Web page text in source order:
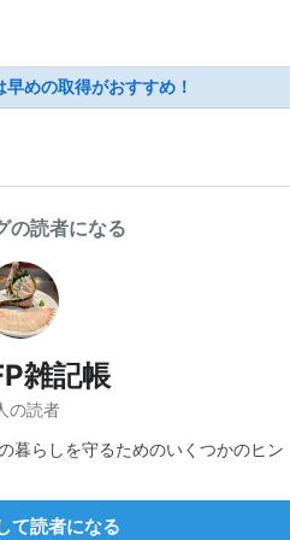
めの取得がおすすめ！
の読者になる
雑記帳
の読者
暮らしを守るためのいくつかのヒン
て読者になる